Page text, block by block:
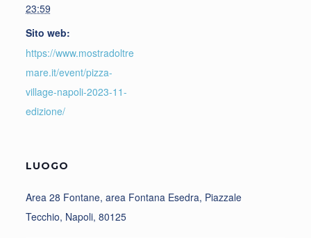
23:59
Sito web:
https://www.mostradoltre
mare.it/event/pizza-
village-napoli-2023-11-
edizione/
LUOGO
Area 28 Fontane, area Fontana Esedra, Piazzale
Tecchio, Napoli, 80125